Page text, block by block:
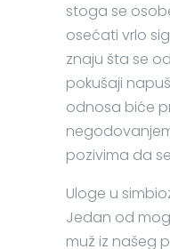
stoga se
osećati vrlo
znaju šta se
pokušaji
odnosa biće
pozivima da
Uloge u
Jedan od
muž iz našeg